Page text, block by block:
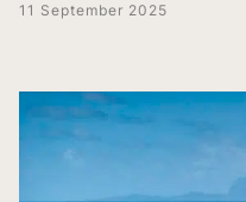
11 September 2025